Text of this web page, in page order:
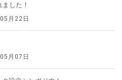
した！
月22日
月07日